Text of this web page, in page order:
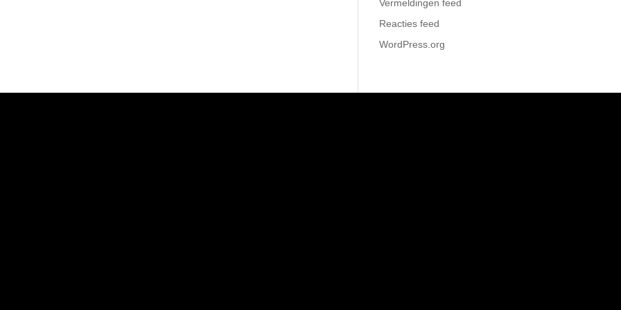
Vermeldingen feed
Reacties feed
WordPress.org